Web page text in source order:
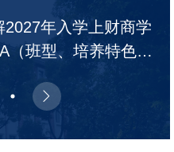
2027年入学上财商学
（班型、培养特色、
军！AI重构助贷营销
合实践东融科技项目
第十一届AI人工智
目结项大赛举行